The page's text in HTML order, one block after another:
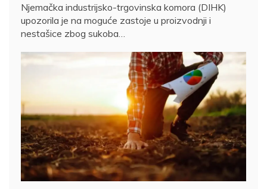
Njemačka industrijsko-trgovinska komora (DIHK)
upozorila je na moguće zastoje u proizvodnji i
nestašice zbog sukoba…